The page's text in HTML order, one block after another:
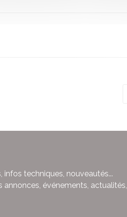
infos techniques, nouveautés...
annonces, événements, actualités,